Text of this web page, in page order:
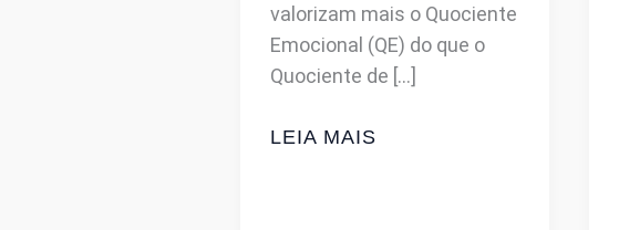
valorizam mais o Quociente
Emocional (QE) do que o
Quociente de […]
COMO
LEIA MAIS